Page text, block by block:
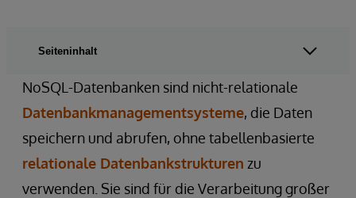
NoSQL-Datenbanken sind nicht-relationale
Datenbankmanagementsysteme, die Daten
speichern und abrufen, ohne tabellenbasierte
relationale Datenbankstrukturen zu
verwenden. Sie sind für die Verarbeitung großer
Seiteninhalt